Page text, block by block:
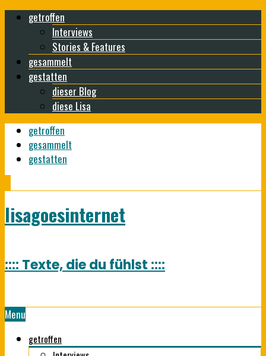
getroffen
Interviews
Stories & Features
gesammelt
gestatten
dieser Blog
diese Lisa
getroffen
gesammelt
gestatten
lisagoesinternet
:::: Texte, die du fühlst ::::
Menu
getroffen